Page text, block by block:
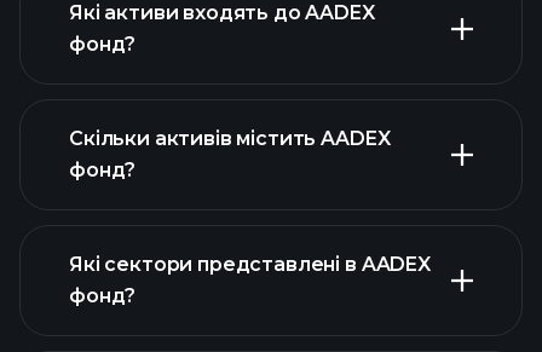
активів
AADEX фонд
Які активи входять до AADEX
фонд?
активів AADEX фонд
Скільки активів містить AADEX
фонд?
Які сектори представлені в AADEX
фонд?